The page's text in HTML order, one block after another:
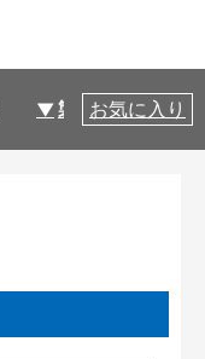
製品仕様
お気に入り